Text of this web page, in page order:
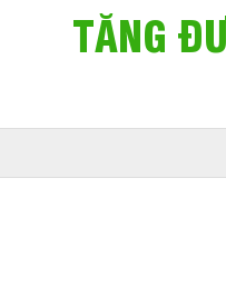
TĂNG